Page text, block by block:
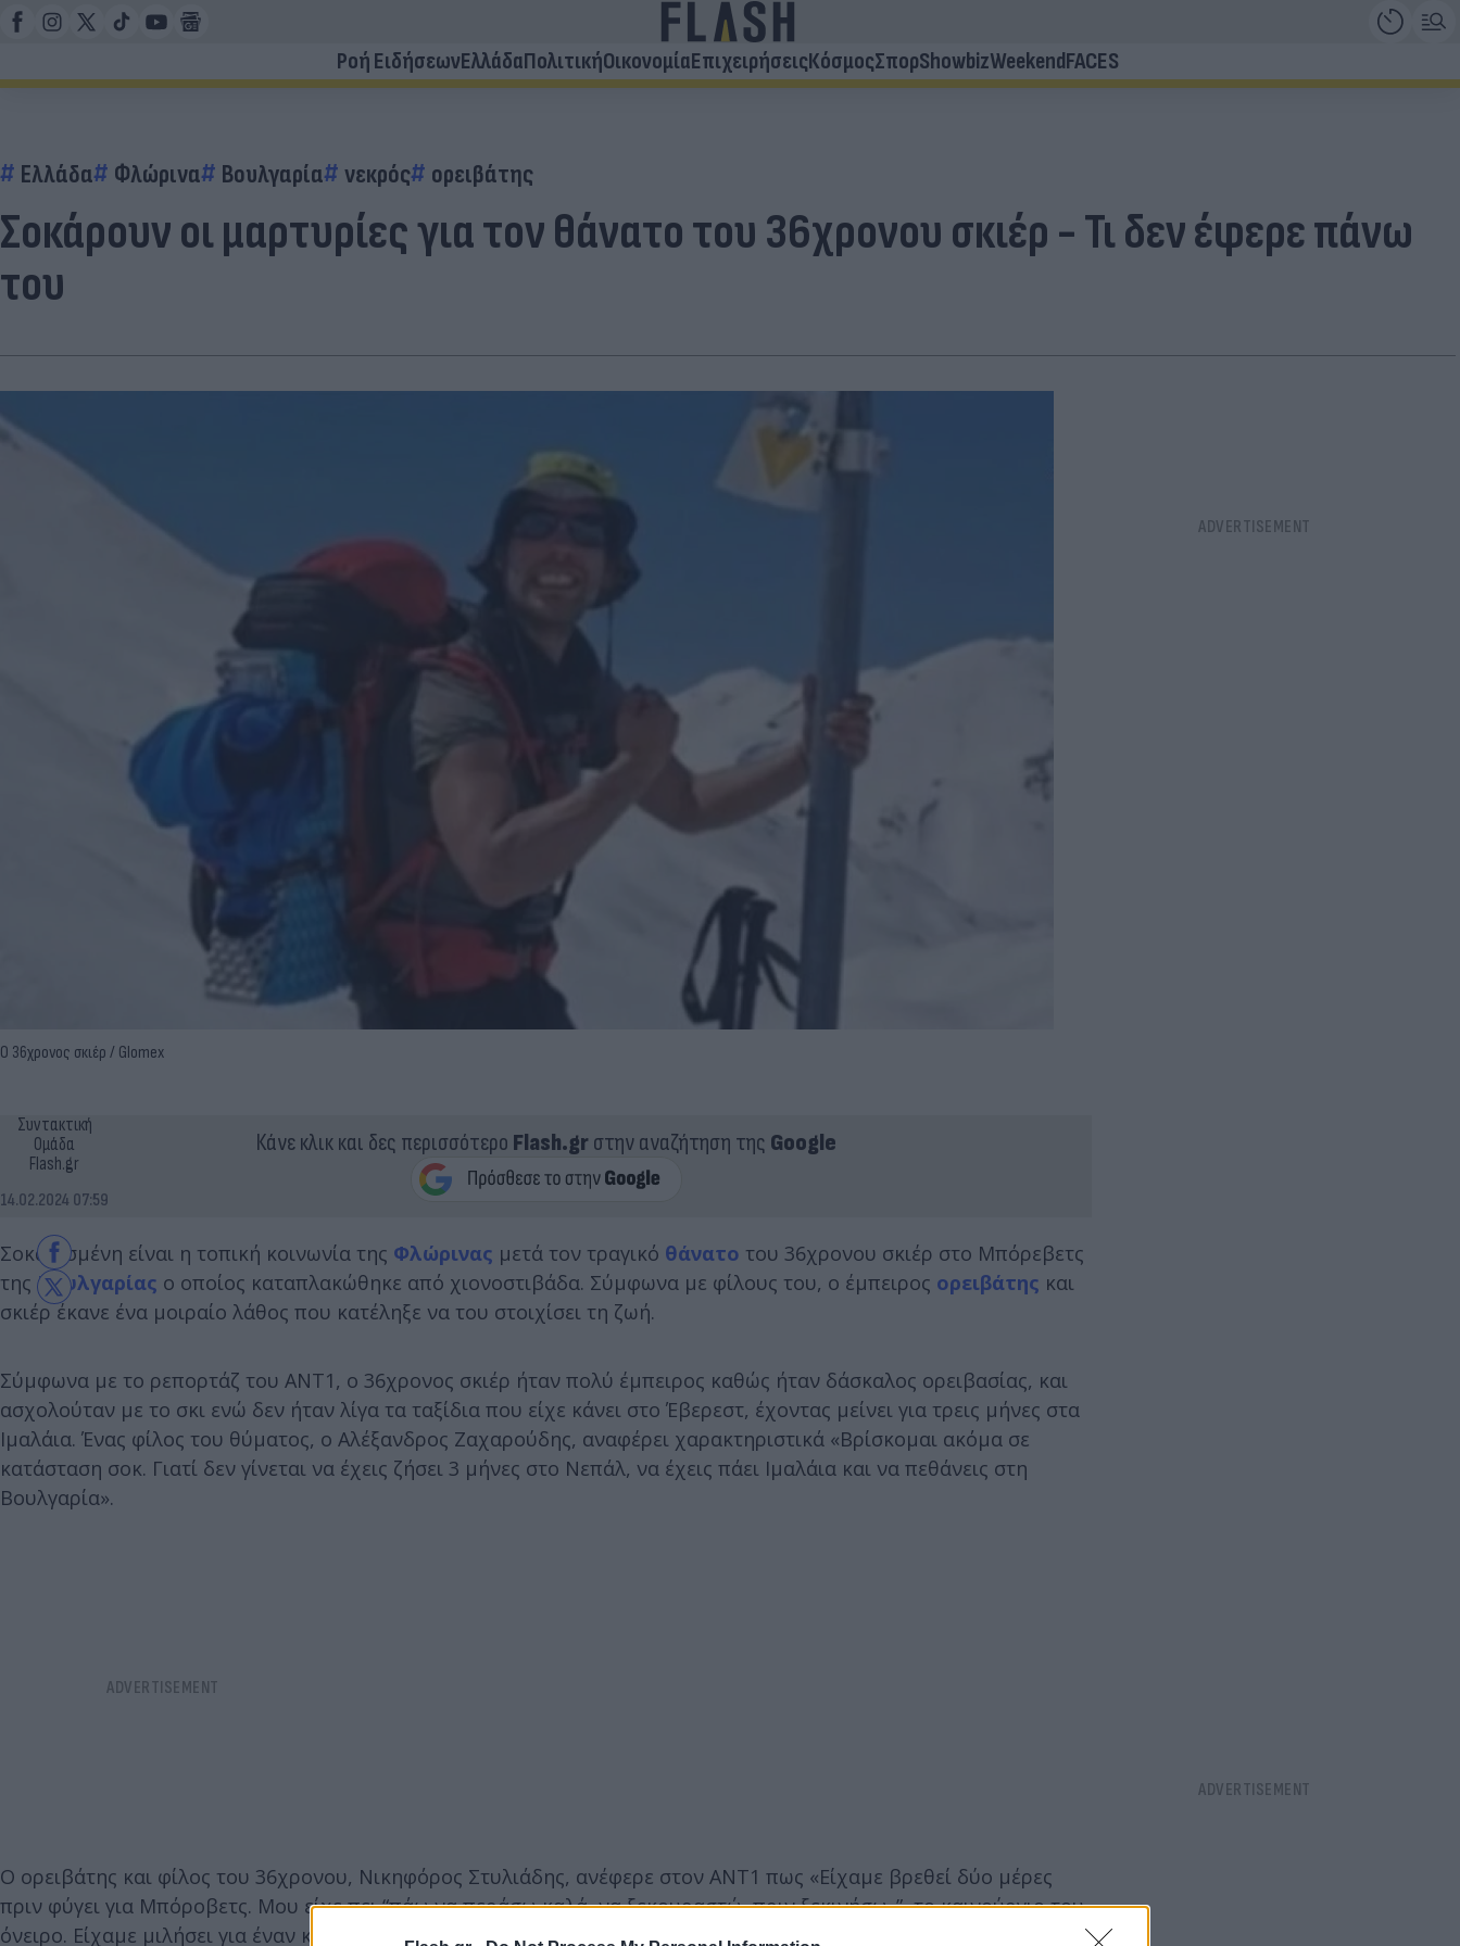
Ροή ΕιδήσεωνΕλλάδαΠολιτικήΟικονομίαΕπιχειρήσειςΚόσμοςΣπορShowbizWeekendFACES
Ελλάδα Φλώρινα Βουλγαρία νεκρός ορειβάτης
Σοκάρουν οι μαρτυρίες για τον θάνατο του 36χρονου σκιέρ - Τι δεν έφερε πάνω
του
Ο 36χρονος σκιέρ / Glomex
Συντακτική
Ομάδα
Flash.gr
14.02.2024 07:59
Κάνε κλικ και δες περισσότερο Flash.grστην αναζήτηση της Google
Σοκαρισμένη είναι η τοπική κοινωνία της Φλώρινας μετά τον τραγικό θάνατο του 36χρονου σκιέρ στο Μπόρεβετς
της Βουλγαρίας ο οποίος καταπλακώθηκε από χιονοστιβάδα. Σύμφωνα με φίλους του, ο έμπειρος ορειβάτης και
σκιέρ έκανε ένα μοιραίο λάθος που κατέληξε να του στοιχίσει τη ζωή.
Σύμφωνα με το ρεπορτάζ του ΑΝΤ1, ο 36χρονος σκιέρ ήταν πολύ έμπειρος καθώς ήταν δάσκαλος ορειβασίας, και
ασχολούταν με το σκι ενώ δεν ήταν λίγα τα ταξίδια που είχε κάνει στο Έβερεστ, έχοντας μείνει για τρεις μήνες στα
Ιμαλάια. Ένας φίλος του θύματος, ο Αλέξανδρος Ζαχαρούδης, αναφέρει χαρακτηριστικά «Βρίσκομαι ακόμα σε
κατάσταση σοκ. Γιατί δεν γίνεται να έχεις ζήσει 3 μήνες στο Νεπάλ, να έχεις πάει Ιμαλάια και να πεθάνεις στη
Βουλγαρία».
Ο ορειβάτης και φίλος του 36χρονου, Νικηφόρος Στυλιάδης, ανέφερε στον ANT1 πως «Είχαμε βρεθεί δύο μέρες
πριν φύγει για Μπόροβετς. Μου είχε πει “πάω να περάσω καλά, να ξεκουραστώ, πριν ξεκινήσω..”, το καινούργιο του
όνειρο. Είχαμε μιλήσει για έναν καινούργιο σύλλογο αλλά δυστυχώς ήρθε το μοιραίο».